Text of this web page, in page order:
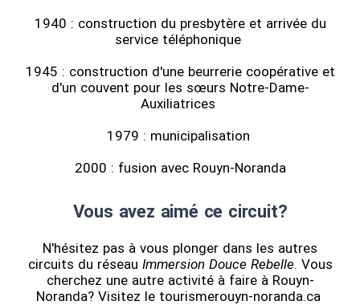
1940 : construction du presbytère et arrivée du
service téléphonique
1945 : construction d'une beurrerie coopérative et
d'un couvent pour les sœurs Notre-Dame-
Auxiliatrices
1979 : municipalisation
2000 : fusion avec Rouyn-Noranda
Vous avez aimé ce circuit?
N'hésitez pas à vous plonger dans les autres
circuits du réseau Immersion Douce Rebelle. Vous
cherchez une autre activité à faire à Rouyn-
Noranda? Visitez le tourismerouyn-noranda.ca